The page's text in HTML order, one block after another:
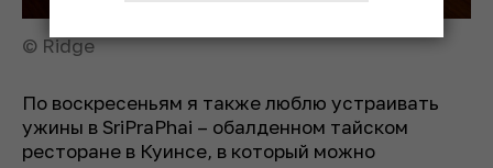
© Ridge
По воскресеньям я также люблю устраивать
ужины в SriPraPhai – обалденном тайском
ресторане в Куинсе, в который можно